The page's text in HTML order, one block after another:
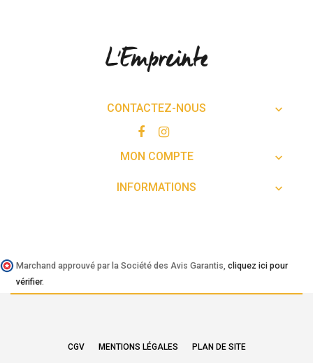
CONTACTEZ-NOUS 
MON COMPTE 
INFORMATIONS 
Marchand approuvé par la Société des Avis Garantis, cliquez ici pour
vérifier.
CGV MENTIONS LÉGALES PLAN DE SITE